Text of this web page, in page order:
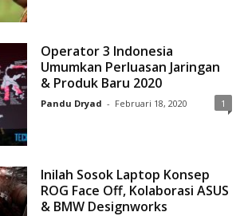
Operator 3 Indonesia
Umumkan Perluasan Jaringan
& Produk Baru 2020
Pandu Dryad - Februari 18, 2020 1
Inilah Sosok Laptop Konsep
ROG Face Off, Kolaborasi ASUS
& BMW Designworks